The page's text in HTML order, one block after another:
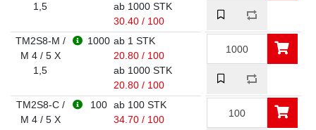
1,5
ab 1000 STK
30.40 / 100
TM2S8-M /
M 4 / 5 X
1,5
1000 ab 1 STK
20.80 / 100
ab 1000 STK
20.80 / 100
TM2S8-C /
M 4 / 5 X
100 ab 100 STK
34.70 / 100